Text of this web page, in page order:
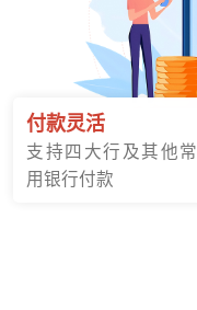
付款灵活
支持四大行及其他常
用银行付款